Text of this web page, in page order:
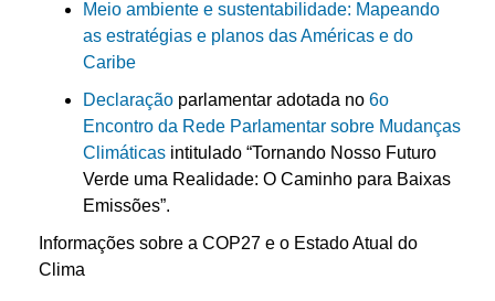
Meio ambiente e sustentabilidade: Mapeando
as estratégias e planos das Américas e do
Caribe
Declaração parlamentar adotada no 6o
Encontro da Rede Parlamentar sobre Mudanças
Climáticas intitulado “Tornando Nosso Futuro
Verde uma Realidade: O Caminho para Baixas
Emissões”.
Informações sobre a COP27 e o Estado Atual do
Clima